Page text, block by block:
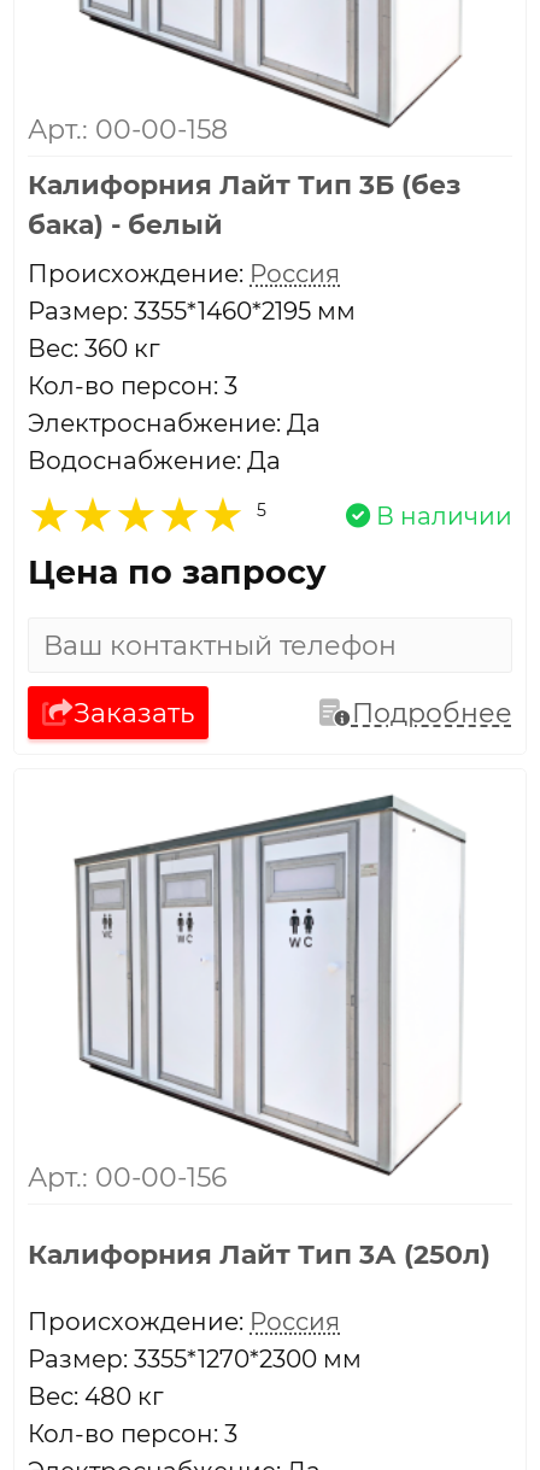
Арт.: 00-00-158
Калифорния Лайт Тип 3Б (без
бака) - белый
Проиcхождение: Россия
Размер: 3355*1460*2195 мм
Вес: 360 кг
Кол-во персон: 3
Электроснабжение: Да
Водоснабжение: Да
5 В наличии
Цена по запросу
Заказать Подробнее
Арт.: 00-00-156
Калифорния Лайт Тип 3А (250л)
Проиcхождение: Россия
Размер: 3355*1270*2300 мм
Вес: 480 кг
Кол-во персон: 3